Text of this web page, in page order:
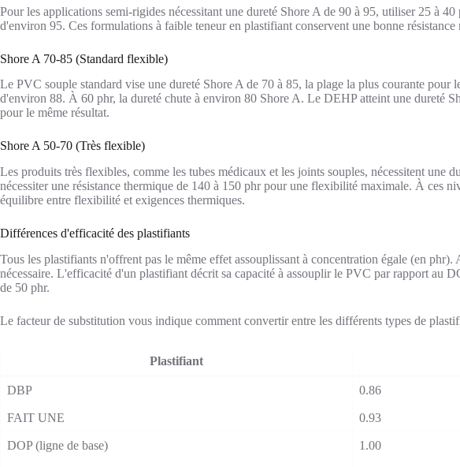
Pour les applications semi-rigides nécessitant une dureté Shore A de 90 à 95, utiliser 25 à 40
d'environ 95. Ces formulations à faible teneur en plastifiant conservent une bonne
Shore A 70-85 (Standard flexible)
Le PVC souple standard vise une dureté Shore A de 70 à 85, la plage la plus courante
d'environ 88. À 60 phr, la dureté chute à environ 80 Shore A. Le DEHP atteint une dureté
pour le même résultat.
Shore A 50-70 (Très flexible)
Les produits très flexibles, comme les tubes médicaux et les joints souples, nécessitent
nécessiter une résistance thermique de 140 à 150 phr pour une flexibilité maximale. À ces
équilibre entre flexibilité et exigences thermiques.
Différences d'efficacité des plastifiants
Tous les plastifiants n'offrent pas le même effet assouplissant à concentration égale (en
nécessaire. L'efficacité d'un plastifiant décrit sa capacité à assouplir le PVC par rapport au
de 50 phr.
Le facteur de substitution vous indique comment convertir entre les différents types de
Plastifiant
DBP 0.86
FAIT UNE 0.93
DOP (ligne de base) 1.00